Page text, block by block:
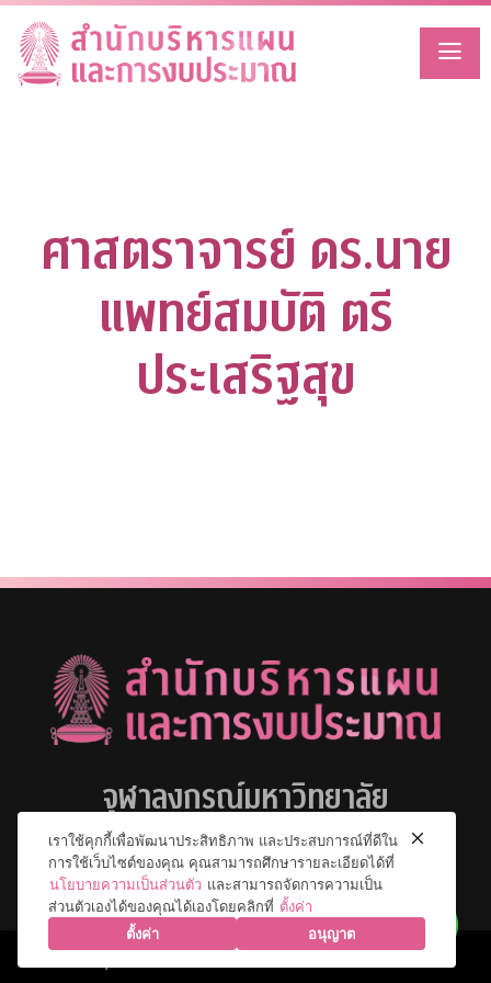
Skip
content
ศาสตราจารย์ ดร.นาย
แพทย์สมบัติ ตรี
ประเสริฐสุข
จุฬาลงกรณ์มหาวิทยาลัย
© 2026 จุฬาลงกรณ์มหาวิทยาลัย. All Rights Reserved.
เราใช้คุกกี้เพื่อพัฒนาประสิทธิภาพ และประสบการณ์ที่ดีใน
การใช้เว็บไซต์ของคุณ คุณสามารถศึกษารายละเอียดได้ที่
นโยบายความเป็นส่วนตัว และสามารถจัดการความเป็น
ส่วนตัวเองได้ของคุณได้เองโดยคลิกที่ ตั้งค่า
ตั้งค่า
อนุญาต